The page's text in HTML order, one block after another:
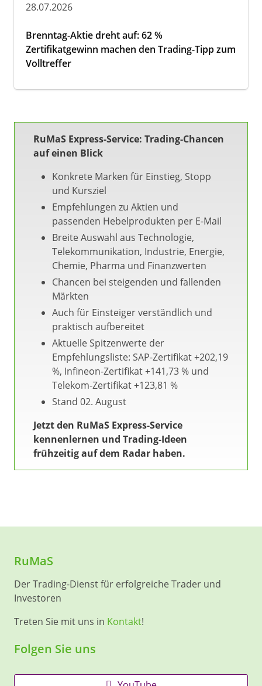
28.07.2026
Brenntag-Aktie dreht auf: 62 %
Zertifikatgewinn machen den Trading-Tipp zum
Volltreffer
RuMaS Express-Service: Trading-Chancen
auf einen Blick
Konkrete Marken für Einstieg, Stopp
und Kursziel
Empfehlungen zu Aktien und
passenden Hebelprodukten per E-Mail
Breite Auswahl aus Technologie,
Telekommunikation, Industrie, Energie,
Chemie, Pharma und Finanzwerten
Chancen bei steigenden und fallenden
Märkten
Auch für Einsteiger verständlich und
praktisch aufbereitet
Aktuelle Spitzenwerte der
Empfehlungsliste: SAP-Zertifikat +202,19
%, Infineon-Zertifikat +141,73 % und
Telekom-Zertifikat +123,81 %
Stand 02. August
Jetzt den RuMaS Express-Service
kennenlernen und Trading-Ideen
frühzeitig auf dem Radar haben.
RuMaS
Der Trading-Dienst für erfolgreiche Trader und
Investoren
Treten Sie mit uns in Kontakt!
Folgen Sie uns